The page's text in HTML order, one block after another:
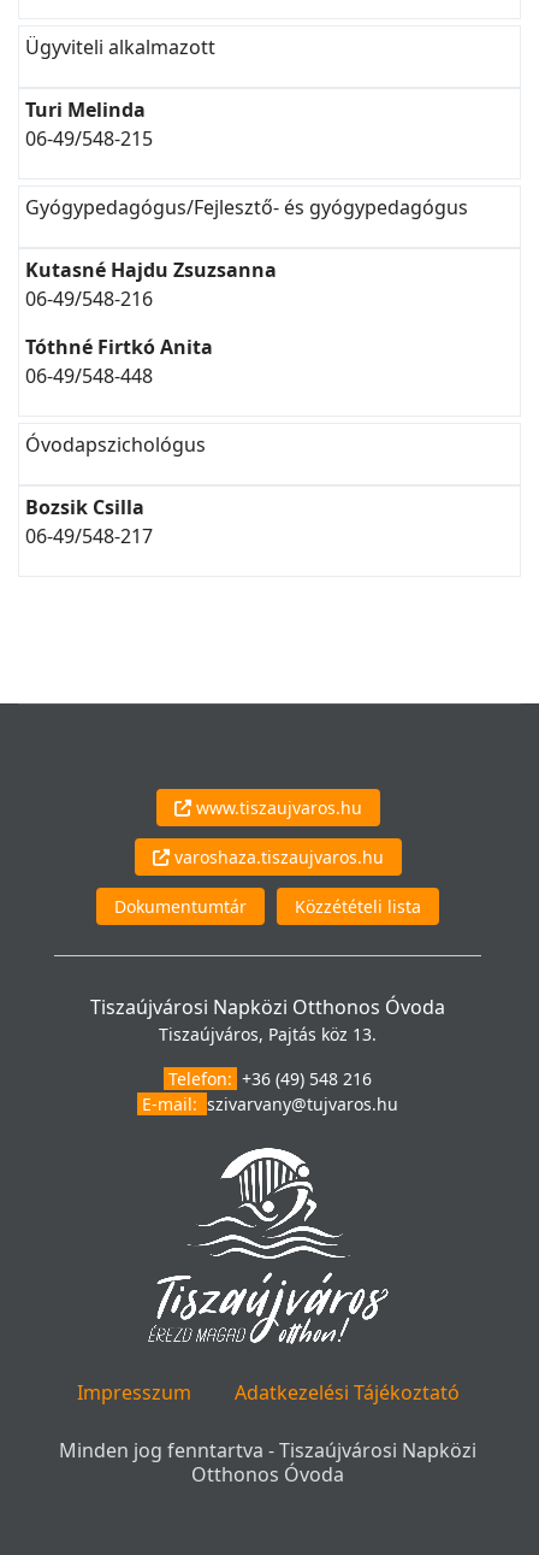
Ügyviteli alkalmazott
Turi Melinda
06-49/548-215
Gyógypedagógus/Fejlesztő- és gyógypedagógus
Kutasné Hajdu Zsuzsanna
06-49/548-216
Tóthné Firtkó Anita
06-49/548-448
Óvodapszichológus
Bozsik Csilla
06-49/548-217
www.tiszaujvaros.hu
varoshaza.tiszaujvaros.hu
Dokumentumtár Közzétételi lista
Tiszaújvárosi Napközi Otthonos Óvoda
Tiszaújváros, Pajtás köz 13.
Telefon: +36 (49) 548 216
E-mail: szivarvany@tujvaros.hu
Impresszum Adatkezelési Tájékoztató
Minden jog fenntartva - Tiszaújvárosi Napközi